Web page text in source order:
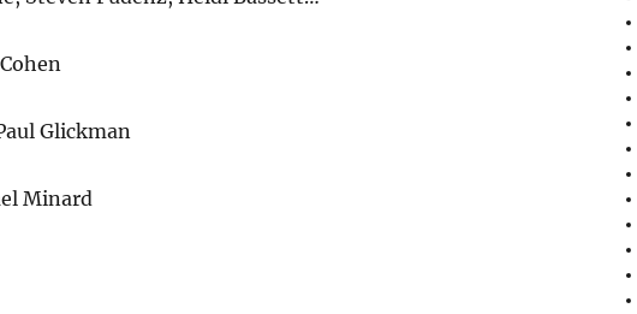
Glickman
Minard